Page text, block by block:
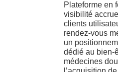
Plateforme en
visibilité
clients
rendez‑vous
un
dédié au
médecines